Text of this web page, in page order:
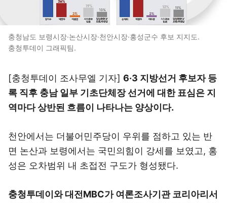
충청남도 보령시장·논산시장·천안시장·홍성군수 후보 지지도.
충청투데이 그래픽팀.
[충청투데이 조사무엘 기자] 6·3 지방선거 후보자 등
록 직후 충남 일부 기초단체장 선거에 대한 표심은 지
역마다 상반된 흐름이 나타나는 양상이다.
천안에서는 더불어민주당이 우위를 점하고 있는 반
면 논산과 보령에서는 국민의힘이 강세를 보였고, 홍
성은 오차범위 내 초접전 구도가 형성됐다.
충청투데이와 대전MBC가 여론조사기관 코리아리서